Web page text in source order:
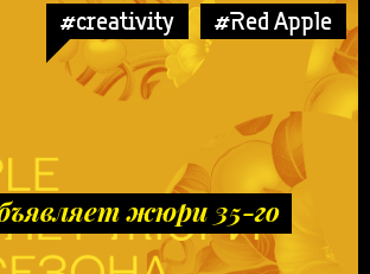
#creativity #Red Apple
жюри 35-го